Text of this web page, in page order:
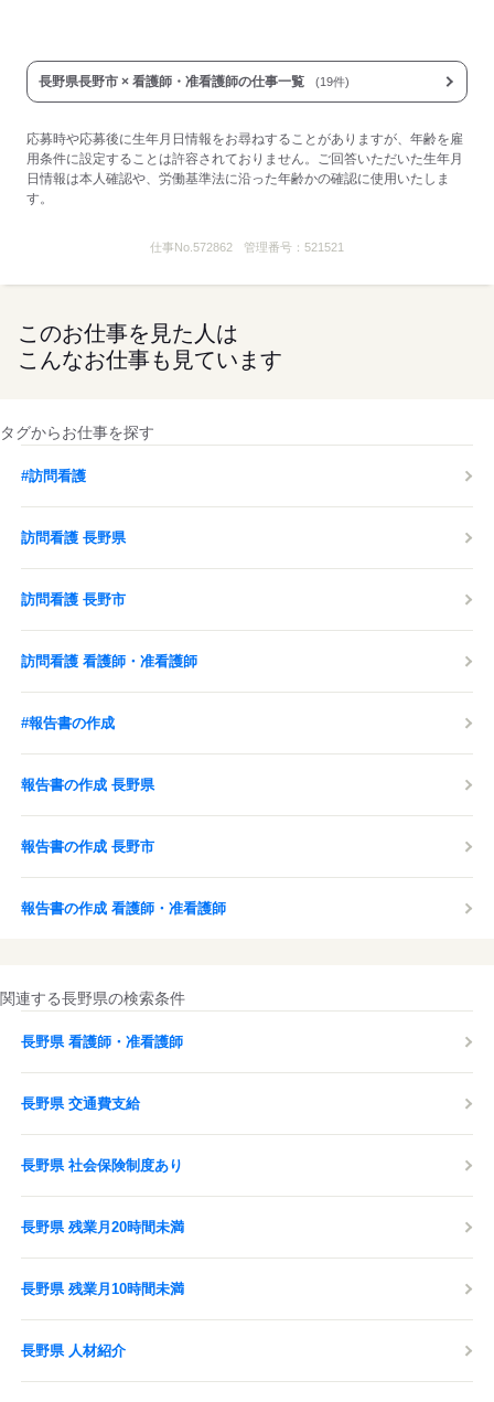
敷地内禁煙
応募する
長野県長野市 × 看護師・准看護師の仕事一覧 (19件)
応募時や応募後に生年月日情報をお尋ねすることがありますが、年齢を雇
用条件に設定することは許容されておりません。ご回答いただいた生年月
日情報は本人確認や、労働基準法に沿った年齢かの確認に使用いたしま
す。
仕事No.572862 管理番号： 521521
このお仕事を見た人は
こんなお仕事も見ています
タグからお仕事を探す
#訪問看護
訪問看護 長野県
訪問看護 長野市
訪問看護 看護師・准看護師
#報告書の作成
報告書の作成 長野県
報告書の作成 長野市
報告書の作成 看護師・准看護師
関連する長野県の検索条件
長野県 看護師・准看護師
長野県 交通費支給
長野県 社会保険制度あり
長野県 残業月20時間未満
長野県 残業月10時間未満
長野県 人材紹介